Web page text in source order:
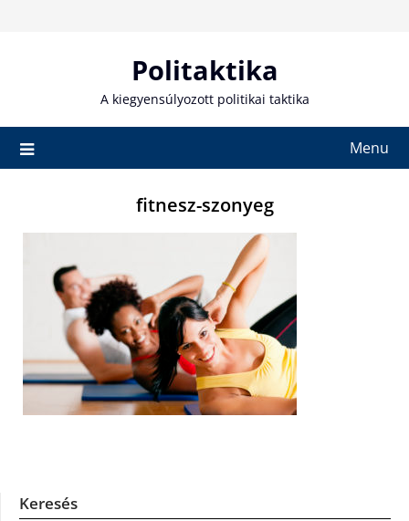
Politaktika
A kiegyensúlyozott politikai taktika
Menu
fitnesz-szonyeg
Keresés